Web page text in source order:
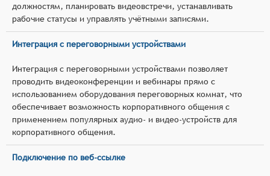
должностям, планировать видеовстречи, устанавливать
рабочие статусы и управлять учётными записями.
Интеграция с переговорными устройствами
Интеграция с переговорными устройствами позволяет
проводить видеоконференции и вебинары прямо с
использованием оборудования переговорных комнат, что
обеспечивает возможность корпоративного общения с
применением популярных аудио- и видео-устройств для
корпоративного общения.
Подключение по веб-ссылке